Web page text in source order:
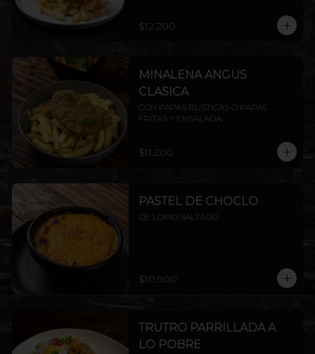
$12.200
MINALENA ANGUS
CLASICA
CON PAPAS RÚSTICAS O PAPAS
FRITAS Y ENSALADA.
$11.200
PASTEL DE CHOCLO
DE LOMO SALTADO.
$10.900
TRUTRO PARRILLADA A
LO POBRE